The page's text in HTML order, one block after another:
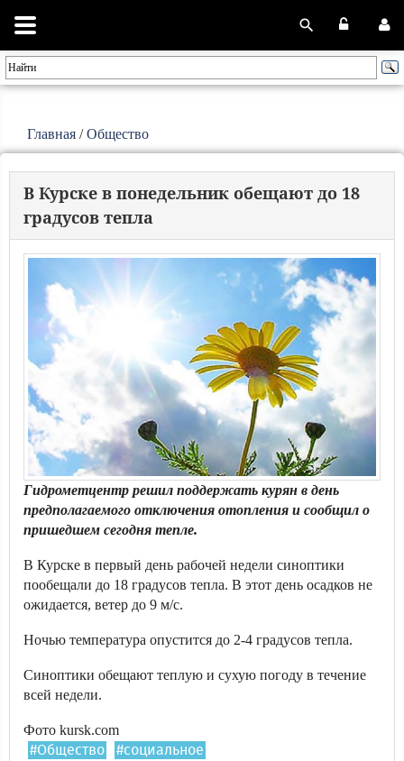
Главная /Общество
В Курске в понедельник обещают до 18
градусов тепла
Гидрометцентр решил поддержать курян в день
предполагаемого отключения отопления и сообщил о
пришедшем сегодня тепле.
В Курске в первый день рабочей недели синоптики
пообещали до 18 градусов тепла. В этот день осадков не
ожидается, ветер до 9 м/с.
Ночью температура опустится до 2-4 градусов тепла.
Синоптики обещают теплую и сухую погоду в течение
всей недели.
Фото kursk.com
#Общество #социальное